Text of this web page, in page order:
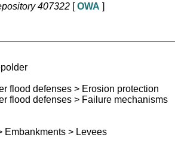
407322 [OWA ]
flood defenses > Erosion protection
flood defenses > Failure mechanisms
Embankments > Levees